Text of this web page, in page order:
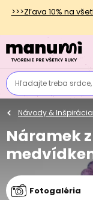
>>>Zľava 10% na
Hľadajte treba
Návody & Inšpirácia
Náramek
Fotogaléria